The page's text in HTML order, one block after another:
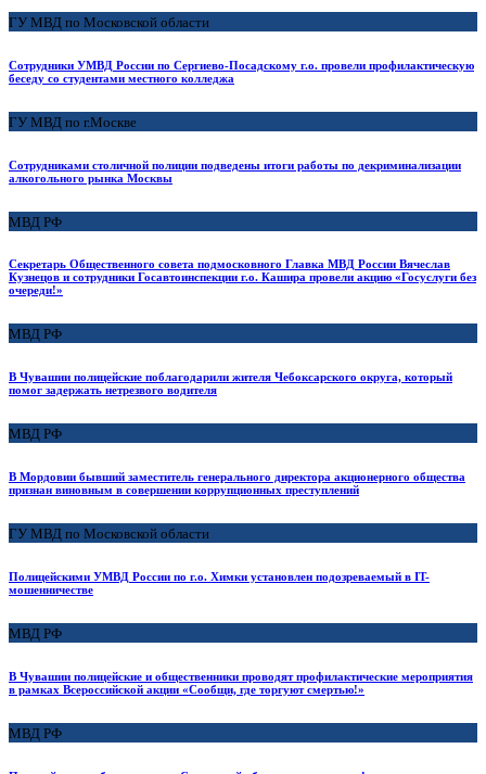
ГУ МВД по Московской области
Сотрудники УМВД России по Сергиево-Посадскому г.о. провели профилактическую
беседу со студентами местного колледжа
ГУ МВД по г.Москве
Сотрудниками столичной полиции подведены итоги работы по декриминализации
алкогольного рынка Москвы
МВД РФ
Секретарь Общественного совета подмосковного Главка МВД России Вячеслав
Кузнецов и сотрудники Госавтоинспекции г.о. Кашира провели акцию «Госуслуги без
очереди!»
МВД РФ
В Чувашии полицейские поблагодарили жителя Чебоксарского округа, который
помог задержать нетрезвого водителя
МВД РФ
В Мордовии бывший заместитель генерального директора акционерного общества
признан виновным в совершении коррупционных преступлений
ГУ МВД по Московской области
Полицейскими УМВД России по г.о. Химки установлен подозреваемый в IT-
мошенничестве
МВД РФ
В Чувашии полицейские и общественники проводят профилактические мероприятия
в рамках Всероссийской акции «Сообщи, где торгуют смертью!»
МВД РФ